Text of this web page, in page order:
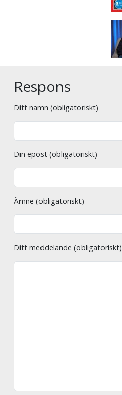
Respons
Ditt namn (obligatoriskt)
Din epost (obligatoriskt)
Ämne (obligatoriskt)
Ditt meddelande (obligatoriskt)